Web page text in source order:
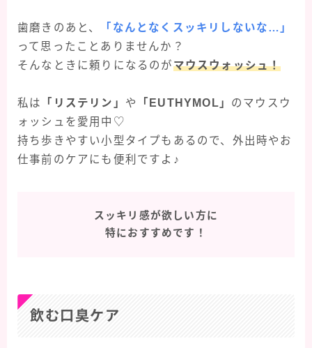
歯磨きのあと、
「なんとなくスッキリしないな…」
って思ったことありませんか？
そんなときに頼りになるのがマウスウォッシュ！
私は 「リステリン」 や 「EUTHYMOL」 のマウスウ
ォッシュを愛用中♡
持ち歩きやすい小型タイプもあるので、外出時やお
仕事前のケアにも便利ですよ♪
スッキリ感が欲しい方に
特におすすめです！
飲む口臭ケア